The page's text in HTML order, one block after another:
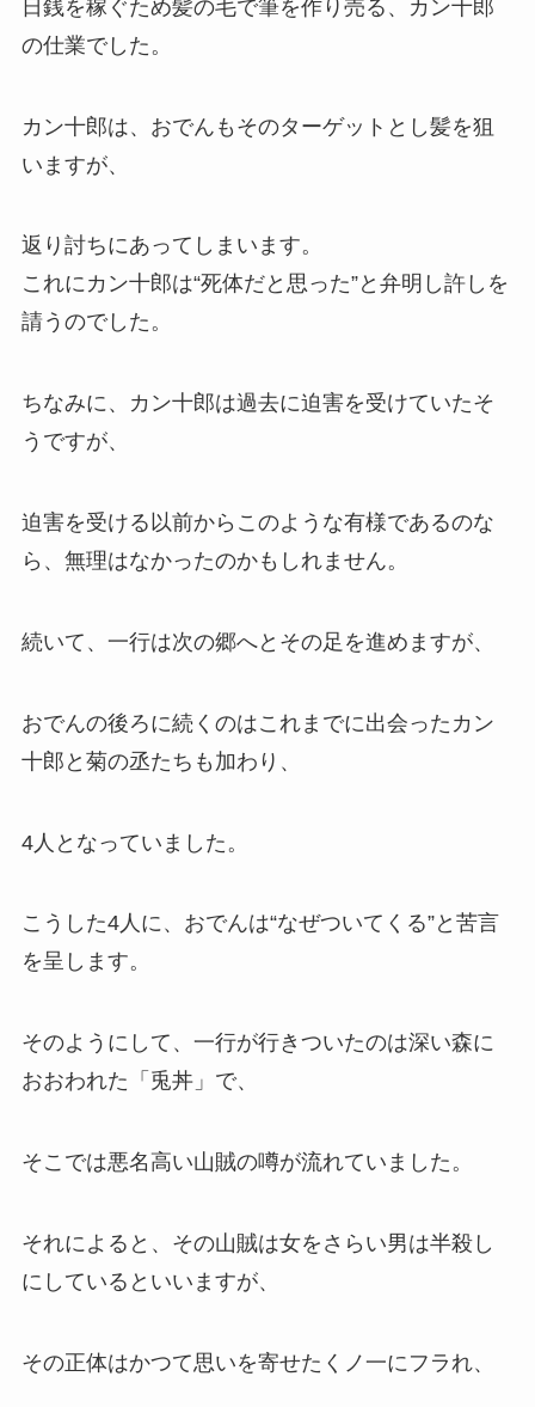
日銭を稼ぐため髪の毛で筆を作り売る、カン十郎
の仕業でした。
カン十郎は、おでんもそのターゲットとし髪を狙
いますが、
返り討ちにあってしまいます。
これにカン十郎は“死体だと思った”と弁明し許しを
請うのでした。
ちなみに、カン十郎は過去に迫害を受けていたそ
うですが、
迫害を受ける以前からこのような有様であるのな
ら、無理はなかったのかもしれません。
続いて、一行は次の郷へとその足を進めますが、
おでんの後ろに続くのはこれまでに出会ったカン
十郎と菊の丞たちも加わり、
4人となっていました。
こうした4人に、おでんは“なぜついてくる”と苦言
を呈します。
そのようにして、一行が行きついたのは深い森に
おおわれた「兎丼」で、
そこでは悪名高い山賊の噂が流れていました。
それによると、その山賊は女をさらい男は半殺し
にしているといいますが、
その正体はかつて思いを寄せたくノ一にフラれ、